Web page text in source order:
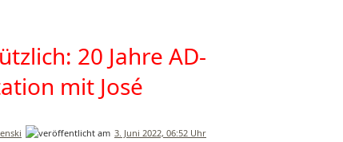
20 Jahre AD-
mit José
3. Juni 2022, 06:52 Uhr